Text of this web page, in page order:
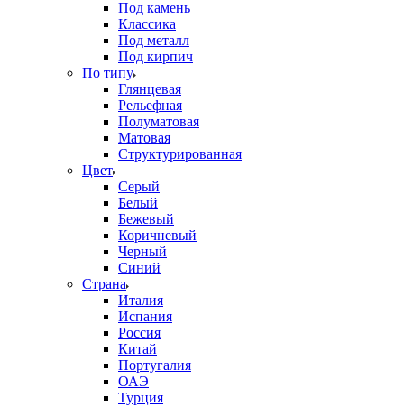
Под камень
Классика
Под металл
Под кирпич
По типу
Глянцевая
Рельефная
Полуматовая
Матовая
Структурированная
Цвет
Серый
Белый
Бежевый
Коричневый
Черный
Синий
Страна
Италия
Испания
Россия
Китай
Португалия
ОАЭ
Турция